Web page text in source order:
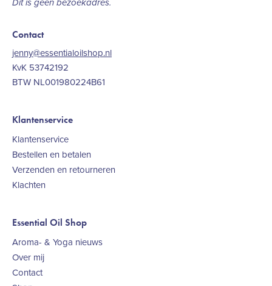
Dit is geen bezoekadres.
Contact
jenny@essentialoilshop.nl
KvK 53742192
BTW NL001980224B61
Klantenservice
Klantenservice
Bestellen en betalen
Verzenden en retourneren
Klachten
Essential Oil Shop
Aroma- & Yoga nieuws
Over mij
Contact